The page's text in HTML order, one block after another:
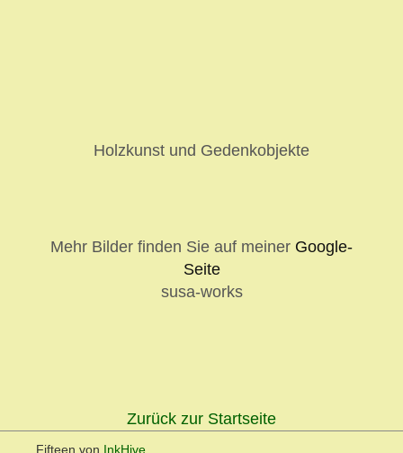
Holzkunst und Gedenkobjekte
Mehr Bilder finden Sie auf meiner Google-
Seite
susa-works
Zurück zur Startseite
Fifteen von InkHive